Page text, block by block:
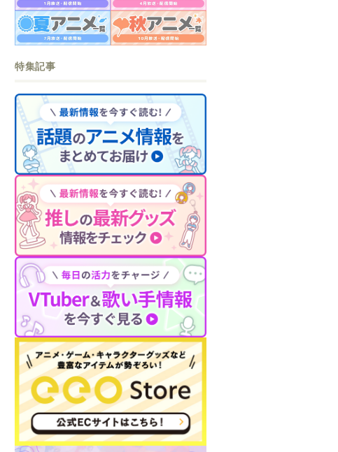
特集記事